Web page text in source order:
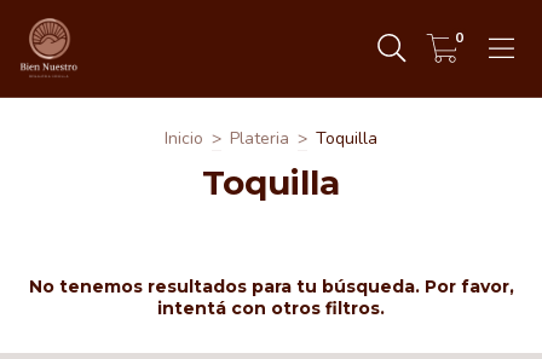
0
Inicio > Plateria > Toquilla
Toquilla
No tenemos resultados para tu búsqueda. Por favor,
intentá con otros filtros.